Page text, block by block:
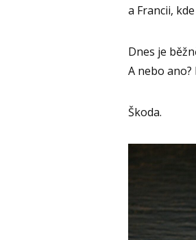
a Francii,
Dnes je
A nebo
Škoda.